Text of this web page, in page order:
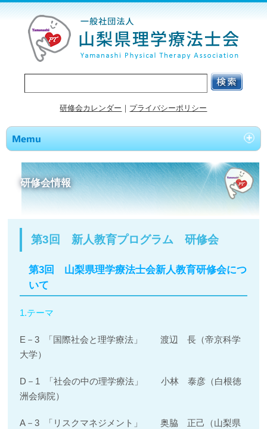
研修会カレンダー ｜ プライバシーポリシー
研修会情報
第3回 新人教育プログラム 研修会
第3回 山梨県理学療法士会新人教育研修会につ
いて
1.テーマ
E－3 「国際社会と理学療法」 渡辺 長（帝京科学
大学）
D－1 「社会の中の理学療法」 小林 泰彦（白根徳
洲会病院）
A－3 「リスクマネジメント」 奥脇 正己（山梨県